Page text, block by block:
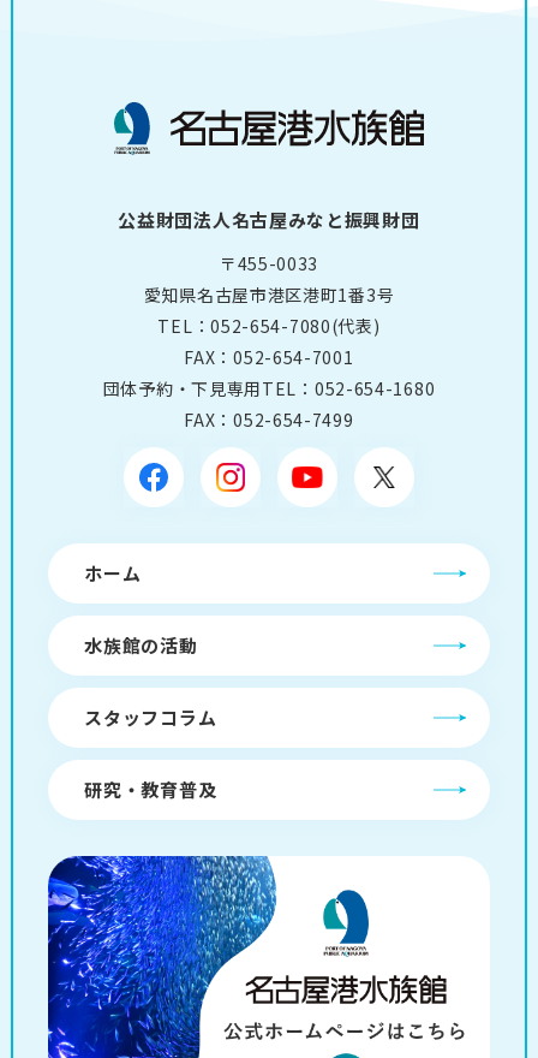
公益財団法人名古屋みなと振興財団
〒455-0033
愛知県名古屋市港区港町1番3号
TEL：052-654-7080(代表)
FAX：052-654-7001
団体予約・下見専用TEL： 052-654-1680
FAX：052-654-7499
ホーム
水族館の活動
スタッフコラム
研究・教育普及